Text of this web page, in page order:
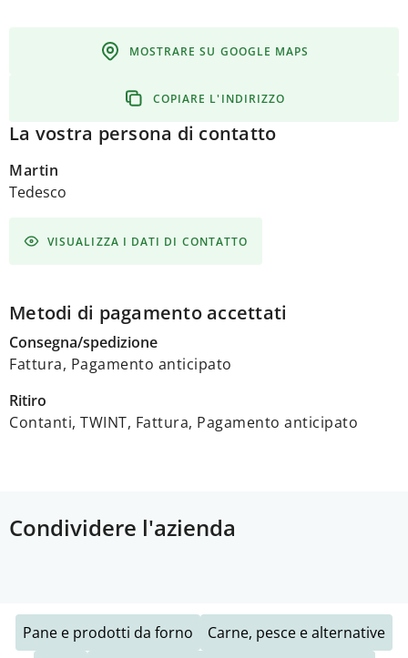
MOSTRARE SU GOOGLE MAPS
COPIARE L'INDIRIZZO
La vostra persona di contatto
Martin
Tedesco
VISUALIZZA I DATI DI CONTATTO
Metodi di pagamento accettati
Consegna/spedizione
Fattura, Pagamento anticipato
Ritiro
Contanti, TWINT, Fattura, Pagamento anticipato
Condividere l'azienda
Pane e prodotti da forno
Carne, pesce e alternative